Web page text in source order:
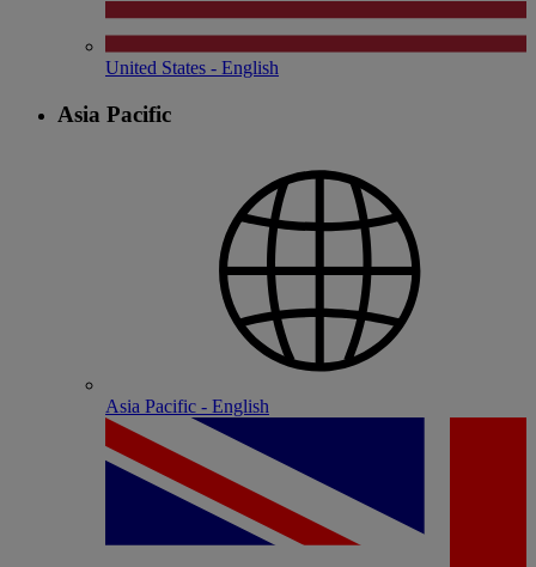
United States - English
Asia Pacific
Asia Pacific - English